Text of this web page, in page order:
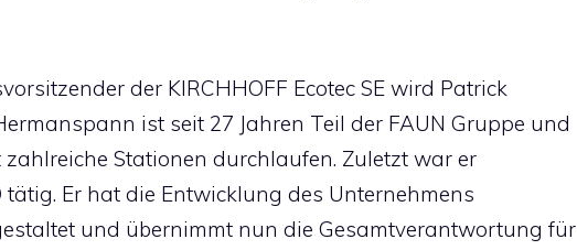
der KIRCHHOFF Ecotec SE wird Patrick
ist seit 27 Jahren Teil der FAUN Gruppe und
zahlreiche Stationen durchlaufen. Zuletzt war er
tätig. Er hat die Entwicklung des Unternehmens
und übernimmt nun die Gesamtverantwortung für